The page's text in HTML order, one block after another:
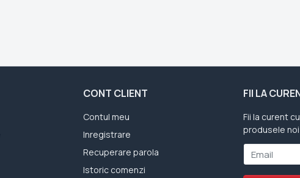
CONT CLIENT
Contul meu
Inregistrare
Recuperare parola
Istoric comenzi
FII LA
Fii la curent
produsele
Email